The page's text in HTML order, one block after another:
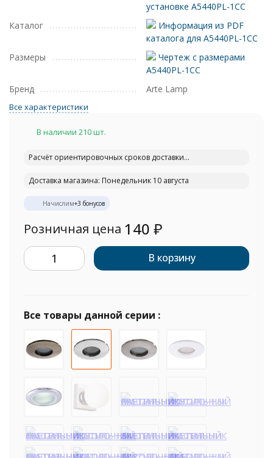
установке A5440PL-1CC
Каталог
Информация из PDF
каталога для A5440PL-1CC
Размеры
Чертеж с размерами
A5440PL-1CC
Бренд
Arte Lamp
Все характеристики
В наличии 210 шт.
Расчёт ориентировочных сроков доставки...
Доставка магазина: Понедельник 10 августа
Начислим+3 бонусов
Розничная цена 140 ₽
В корзину
Все товары данной серии :